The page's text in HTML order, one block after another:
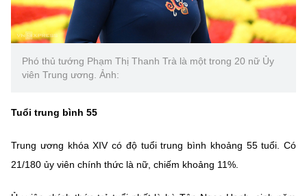
Phó thủ tướng Phạm Thị Thanh Trà là một trong 20 nữ Ủy
viên Trung ương. Ảnh:
Tuổi trung bình 55
Trung ương khóa XIV có độ tuổi trung bình khoảng 55 tuổi. Có
21/180 ủy viên chính thức là nữ, chiếm khoảng 11%.